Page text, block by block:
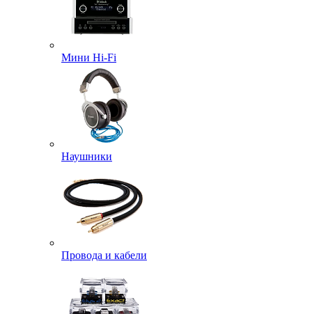
Мини Hi-Fi
Наушники
Провода и кабели